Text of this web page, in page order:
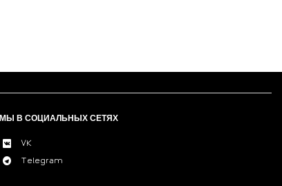
МЫ В СОЦИАЛЬНЫХ СЕТЯХ
VK
Telegram